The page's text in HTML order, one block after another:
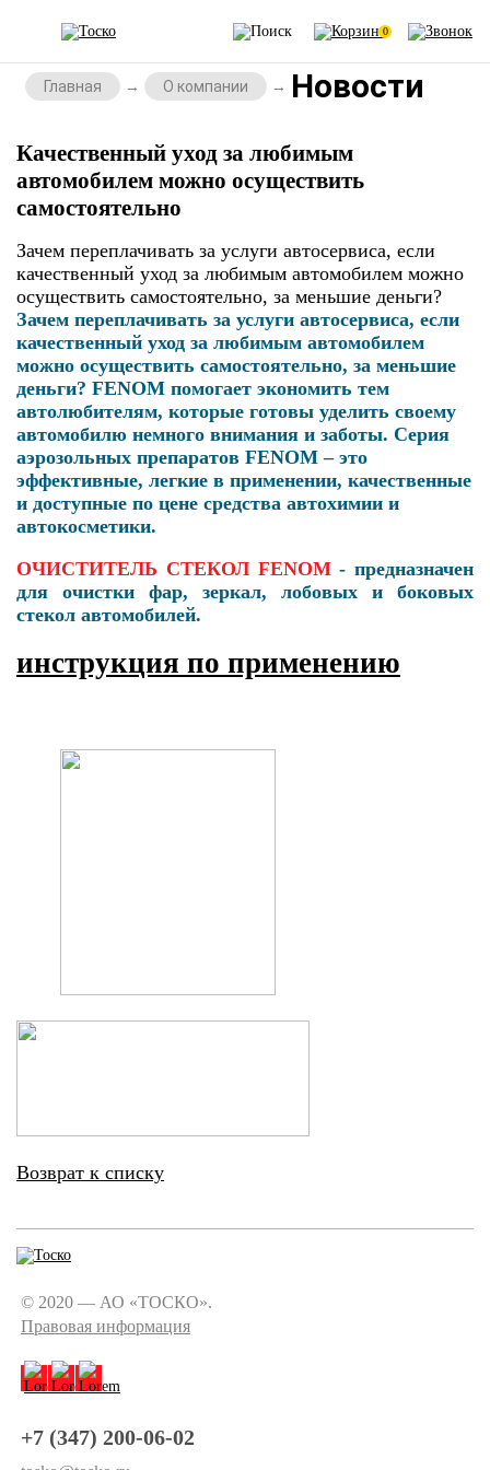
0
Главная О компании Новости
Качественный уход за любимым
автомобилем можно осуществить
самостоятельно
Зачем переплачивать за услуги автосервиса, если
качественный уход за любимым автомобилем можно
осуществить самостоятельно, за меньшие деньги?
Зачем переплачивать за услуги автосервиса, если
качественный уход за любимым автомобилем
можно осуществить самостоятельно, за меньшие
деньги? FENOM помогает экономить тем
автолюбителям, которые готовы уделить своему
автомобилю немного внимания и заботы. Серия
аэрозольных препаратов FENOM – это
эффективные, легкие в применении, качественные
и доступные по цене средства автохимии и
автокосметики.
ОЧИСТИТЕЛЬ СТЕКОЛ FENOM- предназначен
для очистки фар, зеркал, лобовых и боковых
стекол автомобилей.
инструкция по применению
Возврат к списку
© 2020 — АО «ТОСКО».
Правовая информация
+7 (347) 200-06-02